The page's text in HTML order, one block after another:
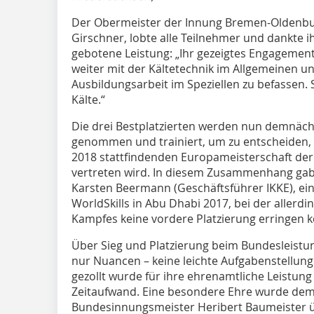
Der Obermeister der Innung Bremen-
Girschner, lobte alle Teilnehmer und dankte
gebotene Leistung: „Ihr gezeigtes
weiter mit der Kältetechnik im Allgemeinen
Ausbildungsarbeit im Speziellen zu befassen.
Kälte.“
Die drei Bestplatzierten werden nun
genommen und trainiert, um zu entscheiden,
2018 stattfindenden Europameisterschaft
vertreten wird. In diesem Zusammenhang gab
Karsten Beermann (Geschäftsführer IKKE),
WorldSkills in Abu Dhabi 2017, bei der
Kampfes keine vordere Platzierung erringen
Über Sieg und Platzierung beim
nur Nuancen – keine leichte
gezollt wurde für ihre ehrenamtliche
Zeitaufwand. Eine besondere Ehre wurde
Bundesinnungsmeister Heribert Baumeister